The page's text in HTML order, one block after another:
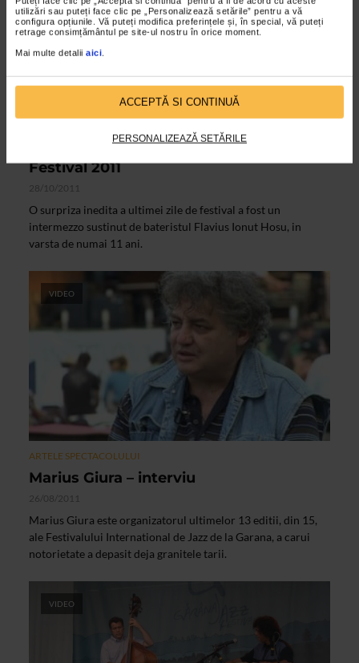
utilizări sau puteți face clic pe „Personalizează setările” pentru a vă
configura opțiunile. Vă puteți modifica preferințele și, în special, vă puteți
retrage consimțământul pe site-ul nostru în orice moment.
Mai multe detalii aici.
ACCEPTĂ SI CONTINUĂ
PERSONALIZEAZĂ SETĂRILE
Flavius Ionut Hosu – Garana Jazz
Festival 2011
28/10/2011
O surpriza inedita a ultimei zile de festival a fost un
intermezzo sustinut de bateristul Flavius Ionut Hosu, in
varsta de numai 11 ani.
VIDEO
ARTELE SPECTACOLULUI
Marius Giura – interviu
26/08/2011
Marius Giura este organizatorul ultimelor 13 editii, din 15,
ale Festivalului International de Jazz de la Garana, a carui
notorietate a depasit deja granitele tarii.
VIDEO